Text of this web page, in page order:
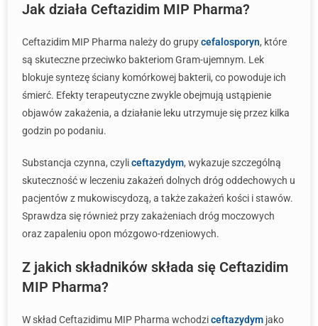
Jak działa Ceftazidim MIP Pharma?
Ceftazidim MIP Pharma należy do grupycefalosporyn, które
są skuteczne przeciwko bakteriom Gram-ujemnym. Lek
blokuje syntezę ściany komórkowej bakterii, co powoduje ich
śmierć. Efekty terapeutyczne zwykle obejmują ustąpienie
objawów zakażenia, a działanie leku utrzymuje się przez kilka
godzin po podaniu.
Substancja czynna, czyliceftazydym, wykazuje szczególną
skuteczność w leczeniu zakażeń dolnych dróg oddechowych u
pacjentów z mukowiscydozą, a także zakażeń kości i stawów.
Sprawdza się również przy zakażeniach dróg moczowych
oraz zapaleniu opon mózgowo-rdzeniowych.
Z jakich składników składa się Ceftazidim
MIP Pharma?
W skład Ceftazidimu MIP Pharma wchodziceftazydym jako